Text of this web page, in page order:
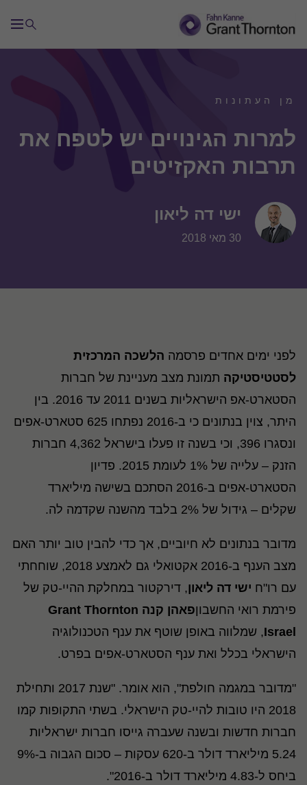
מן העתונות
למרות הגינויים יש לטפח את
תרבות האקזיטים
ישי דה ליאון
30 מאי 2018
לפני ימים אחדים פרסמה הלשכה המרכזית
לסטטיסטיקה תמונת מצב מעניינת של חברות
הסטארט-אפ הישראליות בשנים 2011 עד 2016. בין
היתר, צוין בנתונים כי ב-2016 נפתחו 625 סטארט-אפים
ונסגרו 396, וכי בשנה זו פעלו בישראל 4,362 חברות
הזנק – עלייה של 1% לעומת 2015. פדיון
הסטארט-אפים ב-2016 הסתכם בשישה מיליארד
שקלים – גידול של 2% בלבד מהשנה שקדמה לה.
מדובר בנתונים לא חיוביים, אך כדי להבין טוב יותר האם
מצב הענף ב-2016 אקטואלי גם לאמצע 2018, שוחחתי
עם רו"ח ישי דה ליאון, דירקטור במחלקת ההיי-טק של
פירמת רואי החשבון
פאהן קנה Grant Thornton
Israel, שמלווה באופן שוטף את ענף הטכנולוגיה
הישראלי בכלל ואת ענף הסטארט-אפים בפרט.
"מדובר במגמה חולפת", הוא אומר. "שנת 2017 ותחילת
2018 היו טובות להיי-טק הישראלי. בשתי התקופות קמו
חברות חדשות ובשנה שעברה גייסו חברות ישראליות
5.24 מיליארד דולר ב-620 עסקות – סכום הגבוה ב-9%
ביחס ל-4.83 מיליארד דולר ב-2016".